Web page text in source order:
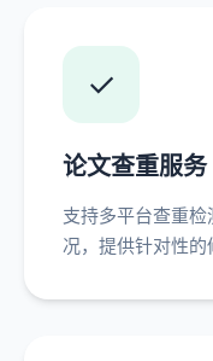
✓
论文查重服务
支持多平台查重
况，提供针对性的